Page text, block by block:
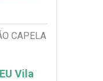
CAPELA
Vila